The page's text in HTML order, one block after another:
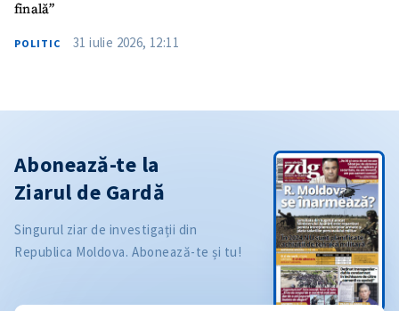
finală”
POLITIC 31 iulie 2026, 12:11
Abonează-te la
Ziarul de Gardă
Singurul ziar de investigații din
Republica Moldova. Abonează-te și tu!